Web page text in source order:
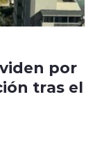
por
tras el